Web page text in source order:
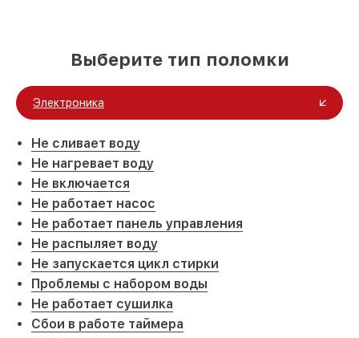
Выберите тип поломки
Электроника
Не сливает воду
Не нагревает воду
Не включается
Не работает насос
Не работает панель управления
Не распыляет воду
Не запускается цикл стирки
Проблемы с набором воды
Не работает сушилка
Сбои в работе таймера